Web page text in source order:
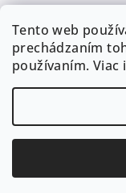
Tento web
prechádzaním
používaním.